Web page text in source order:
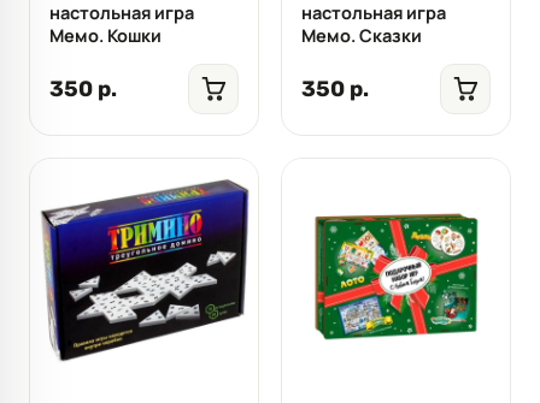
настольная игра
Мемо. Кошки
350 р.
настольная игра
Мемо. Сказки
350 р.